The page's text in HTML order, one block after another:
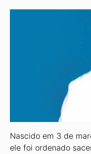
Nascido em 3 de
ele foi ordenado